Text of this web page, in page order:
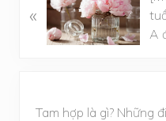
à
t
«
A
àTam hợp là gì? Những